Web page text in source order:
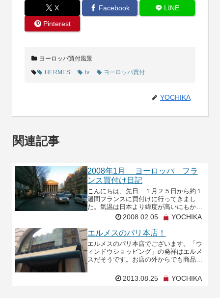
X Facebook
LINE
Pinterest
ヨーロッパ買付風景
HERMES
lv ヨーロッパ買付
YOCHIKA
関連記事
2008年1月 ヨーロッパ フラ
ンス買付け日記
こんにちは、先日 １月２５日から約１
週間フランスに買付けに行ってきまし
た。気温は日本より緯度が高いにもかか
わらず暖かかったのが印象的でした。そ
れにしても、今まで何回・何十回も行っ
てますが飛行機のフライ
2008.02.05 YOCHIKA
エルメスのパリ本店！
エルメスのパリ本店でございます。「ウ
ィンドウショッピング」の発祥はエルメ
スだそうです。お店の外からでも商品を
見て楽しんでいただけるように始めたそ
うですよ！ 2013.08.25 YOCHIKA